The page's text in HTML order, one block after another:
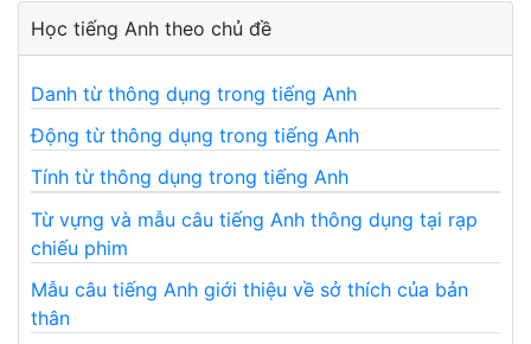
Học tiếng Anh theo chủ đề
Danh từ thông dụng trong tiếng Anh
Động từ thông dụng trong tiếng Anh
Tính từ thông dụng trong tiếng Anh
Từ vựng và mẫu câu tiếng Anh thông dụng tại rạp
chiếu phim
Mẫu câu tiếng Anh giới thiệu về sở thích của bản
thân